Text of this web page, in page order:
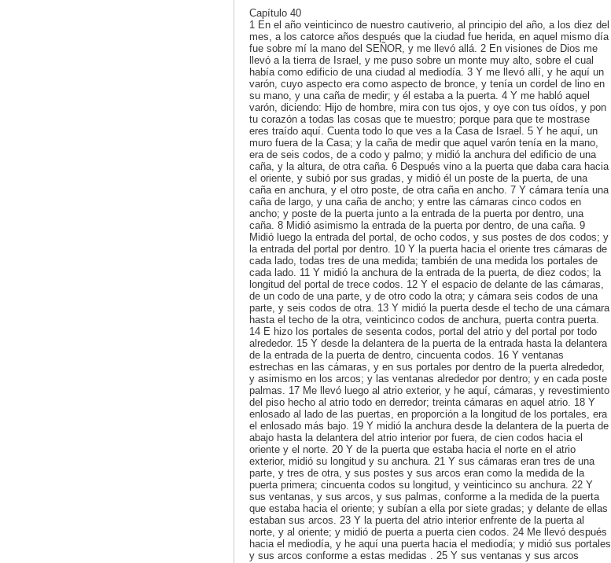
Capítulo 40
1 En el año veinticinco de nuestro cautiverio, al principio del año, a los diez del
mes, a los catorce años después que la ciudad fue herida, en aquel mismo día
fue sobre mí la mano del SEÑOR, y me llevó allá. 2 En visiones de Dios me
llevó a la tierra de Israel, y me puso sobre un monte muy alto, sobre el cual
había como edificio de una ciudad al mediodía. 3 Y me llevó allí, y he aquí un
varón, cuyo aspecto era como aspecto de bronce, y tenía un cordel de lino en
su mano, y una caña de medir; y él estaba a la puerta. 4 Y me habló aquel
varón, diciendo: Hijo de hombre, mira con tus ojos, y oye con tus oídos, y pon
tu corazón a todas las cosas que te muestro; porque para que te mostrase
eres traído aquí. Cuenta todo lo que ves a la Casa de Israel. 5 Y he aquí, un
muro fuera de la Casa; y la caña de medir que aquel varón tenía en la mano,
era de seis codos, de a codo y palmo; y midió la anchura del edificio de una
caña, y la altura, de otra caña. 6 Después vino a la puerta que daba cara hacia
el oriente, y subió por sus gradas, y midió él un poste de la puerta, de una
caña en anchura, y el otro poste, de otra caña en ancho. 7 Y cámara tenía una
caña de largo, y una caña de ancho; y entre las cámaras cinco codos en
ancho; y poste de la puerta junto a la entrada de la puerta por dentro, una
caña. 8 Midió asimismo la entrada de la puerta por dentro, de una caña. 9
Midió luego la entrada del portal, de ocho codos, y sus postes de dos codos; y
la entrada del portal por dentro. 10 Y la puerta hacia el oriente tres cámaras de
cada lado, todas tres de una medida; también de una medida los portales de
cada lado. 11 Y midió la anchura de la entrada de la puerta, de diez codos; la
longitud del portal de trece codos. 12 Y el espacio de delante de las cámaras,
de un codo de una parte, y de otro codo la otra; y cámara seis codos de una
parte, y seis codos de otra. 13 Y midió la puerta desde el techo de una cámara
hasta el techo de la otra, veinticinco codos de anchura, puerta contra puerta.
14 E hizo los portales de sesenta codos, portal del atrio y del portal por todo
alrededor. 15 Y desde la delantera de la puerta de la entrada hasta la delantera
de la entrada de la puerta de dentro, cincuenta codos. 16 Y ventanas
estrechas en las cámaras, y en sus portales por dentro de la puerta alrededor,
y asimismo en los arcos; y las ventanas alrededor por dentro; y en cada poste
palmas. 17 Me llevó luego al atrio exterior, y he aquí, cámaras, y revestimiento
del piso hecho al atrio todo en derredor; treinta cámaras en aquel atrio. 18 Y
enlosado al lado de las puertas, en proporción a la longitud de los portales, era
el enlosado más bajo. 19 Y midió la anchura desde la delantera de la puerta de
abajo hasta la delantera del atrio interior por fuera, de cien codos hacia el
oriente y el norte. 20 Y de la puerta que estaba hacia el norte en el atrio
exterior, midió su longitud y su anchura. 21 Y sus cámaras eran tres de una
parte, y tres de otra, y sus postes y sus arcos eran como la medida de la
puerta primera; cincuenta codos su longitud, y veinticinco su anchura. 22 Y
sus ventanas, y sus arcos, y sus palmas, conforme a la medida de la puerta
que estaba hacia el oriente; y subían a ella por siete gradas; y delante de ellas
estaban sus arcos. 23 Y la puerta del atrio interior enfrente de la puerta al
norte, y al oriente; y midió de puerta a puerta cien codos. 24 Me llevó después
hacia el mediodía, y he aquí una puerta hacia el mediodía; y midió sus portales
y sus arcos conforme a estas medidas . 25 Y sus ventanas y sus arcos